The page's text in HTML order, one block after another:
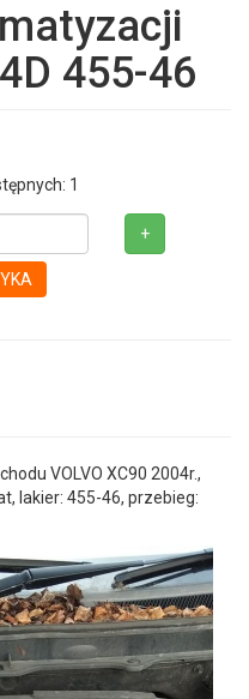
455-46
1
+
VOLVO XC90 2004r.,
lakier: 455-46, przebieg: